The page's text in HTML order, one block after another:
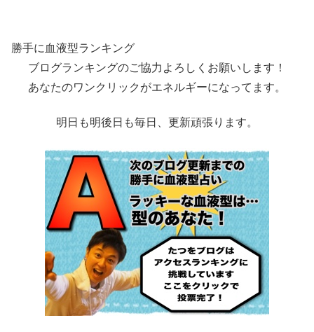
勝手に血液型ランキング
ブログランキングのご協力よろしくお願いします！
あなたのワンクリックがエネルギーになってます。
明日も明後日も毎日、更新頑張ります。